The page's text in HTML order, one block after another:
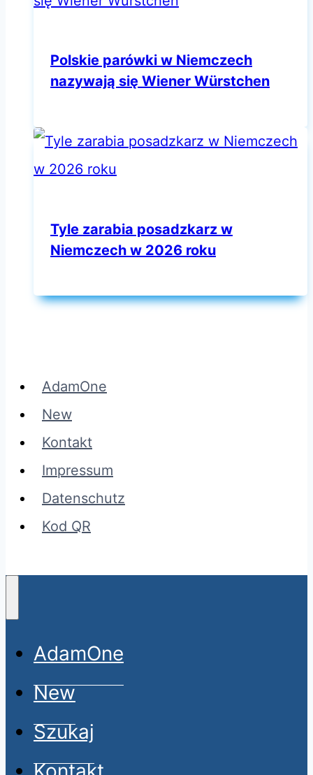
Polskie parówki w Niemczech
nazywają się Wiener Würstchen
Tyle zarabia posadzkarz w
Niemczech w 2026 roku
AdamOne
New
Kontakt
Impressum
Datenschutz
Kod QR
AdamOne
New
Szukaj